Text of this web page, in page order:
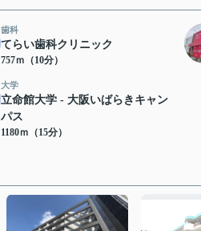
歯科
てらい歯科クリニック
757ｍ（10分）
大学
立命館大学 - 大阪いばらきキャン
パス
1180ｍ（15分）